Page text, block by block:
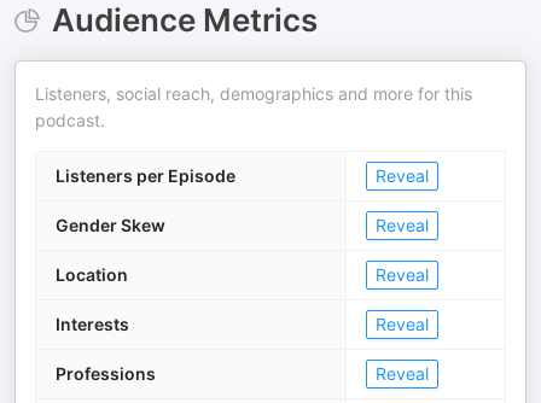
Audience Metrics
Listeners, social reach, demographics and more for this
podcast.
Listeners per Episode Reveal
Gender Skew Reveal
Location Reveal
Interests Reveal
Professions Reveal